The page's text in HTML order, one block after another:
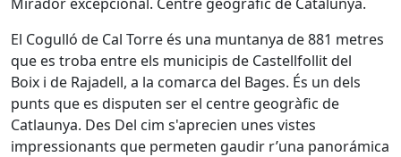
El Cogulló de Cal Torre és una muntanya de 881 metres
que es troba entre els municipis de Castellfollit del
Boix i de Rajadell, a la comarca del Bages. És un dels
punts que es disputen ser el centre geogràfic de
Catlaunya. Des Del cim s'aprecien unes vistes
impressionants que permeten gaudir r’una panorámica